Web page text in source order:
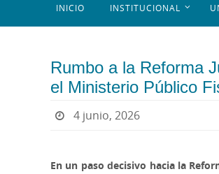
INICIO INSTITUCIONAL
Rumbo a la Reforma
el Ministerio Público
4 junio, 2026
En un paso decisivo hacia la